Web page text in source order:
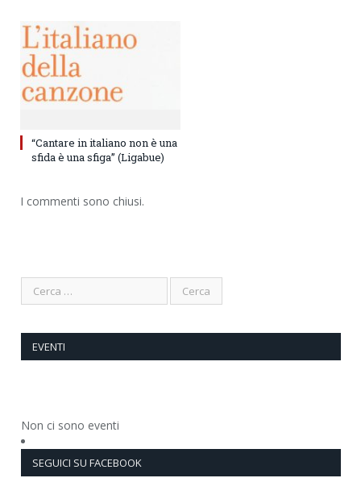
“Cantare in italiano non è una
sfida è una sfiga” (Ligabue)
I commenti sono chiusi.
EVENTI
Non ci sono eventi
SEGUICI SU FACEBOOK